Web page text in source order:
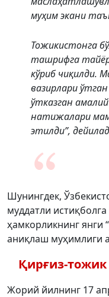
муҳим экани
Тожикистонга
ташрифга
кўриб чиқилди.
вазирлари
ўтказган
натижалари
этилди”,
Шунингдек,
муддатли
ҳамкорликнинг янги
аниқлаш муҳимлиги
Қирғиз-
Жорий йилнинг 17